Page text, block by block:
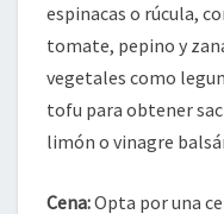
espinacas o rúcula,
tomate, pepino y
vegetales como
tofu para obtener
limón o vinagre
Cena:Opta por una